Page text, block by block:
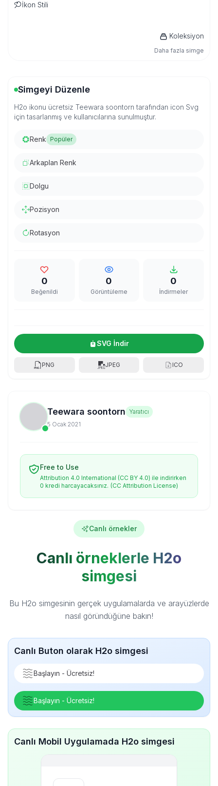
İkon Stili
Koleksiyon
Daha fazla simge
Simgeyi Düzenle
H2o ikonu ücretsiz Teewara soontorn tarafından icon Svg
için tasarlanmış ve kullanıcılarına sunulmuştur.
Renk Popüler
Arkaplan Renk
Dolgu
Pozisyon
Rotasyon
0
Beğenildi
0
Görüntüleme
0
İndirmeler
SVG İndir
PNG JPEG ICO
Teewara soontorn Yaratıcı
5 Ocak 2021
Free to Use
Attribution 4.0 International (CC BY 4.0) ile indirirken
0 kredi harcayacaksınız. (CC Attribution License)
Canlı örnekler
Canlı örneklerle H2o
simgesi
Bu H2o simgesinin gerçek uygulamalarda ve arayüzlerde
nasıl göründüğüne bakın!
Canlı Buton olarak H2o simgesi
Başlayın - Ücretsiz!
Başlayın - Ücretsiz!
Canlı Mobil Uygulamada H2o simgesi